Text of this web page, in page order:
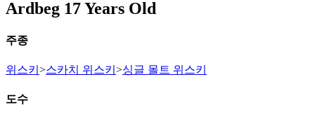
Ardbeg 17 Years Old
주종
위스키 >스카치 위스키 >싱글 몰트 위스키
도수